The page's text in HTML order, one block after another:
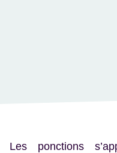
Les ponctions